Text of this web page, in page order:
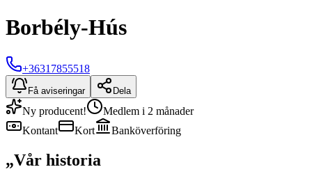
Borbély-Hús
+36317855518
Få aviseringar Dela
Ny producent!
Medlem i 2 månader
Kontant
Kort Banköverföring
„Vår historia